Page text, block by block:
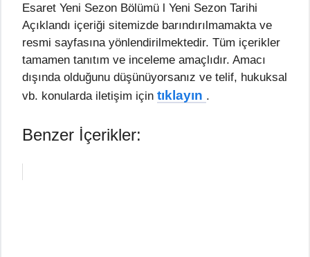
Esaret Yeni Sezon Bölümü l Yeni Sezon Tarihi
Açıklandı içeriği sitemizde barındırılmamakta ve
resmi sayfasına yönlendirilmektedir. Tüm içerikler
tamamen tanıtım ve inceleme amaçlıdır. Amacı
dışında olduğunu düşünüyorsanız ve telif, hukuksal
vb. konularda iletişim için tıklayın .
Benzer İçerikler: